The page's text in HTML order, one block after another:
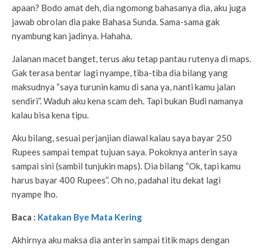
apaan? Bodo amat deh, dia ngomong bahasanya dia, aku juga
jawab obrolan dia pake Bahasa Sunda. Sama-sama gak
nyambung kan jadinya. Hahaha.
Jalanan macet banget, terus aku tetap pantau rutenya di maps.
Gak terasa bentar lagi nyampe, tiba-tiba dia bilang yang
maksudnya “saya turunin kamu di sana ya, nanti kamu jalan
sendiri”. Waduh aku kena scam deh. Tapi bukan Budi namanya
kalau bisa kena tipu.
Aku bilang, sesuai perjanjian diawal kalau saya bayar 250
Rupees sampai tempat tujuan saya. Pokoknya anterin saya
sampai sini (sambil tunjukin maps). Dia bilang “Ok, tapi kamu
harus bayar 400 Rupees”. Oh no, padahal itu dekat lagi
nyampe lho.
Baca : Katakan Bye Mata Kering
Akhirnya aku maksa dia anterin sampai titik maps dengan